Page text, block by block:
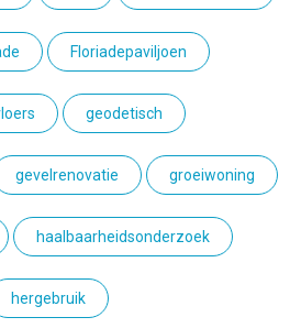
Floriadepaviljoen
geodetisch
gevelrenovatie groeiwoning
haalbaarheidsonderzoek
hergebruik